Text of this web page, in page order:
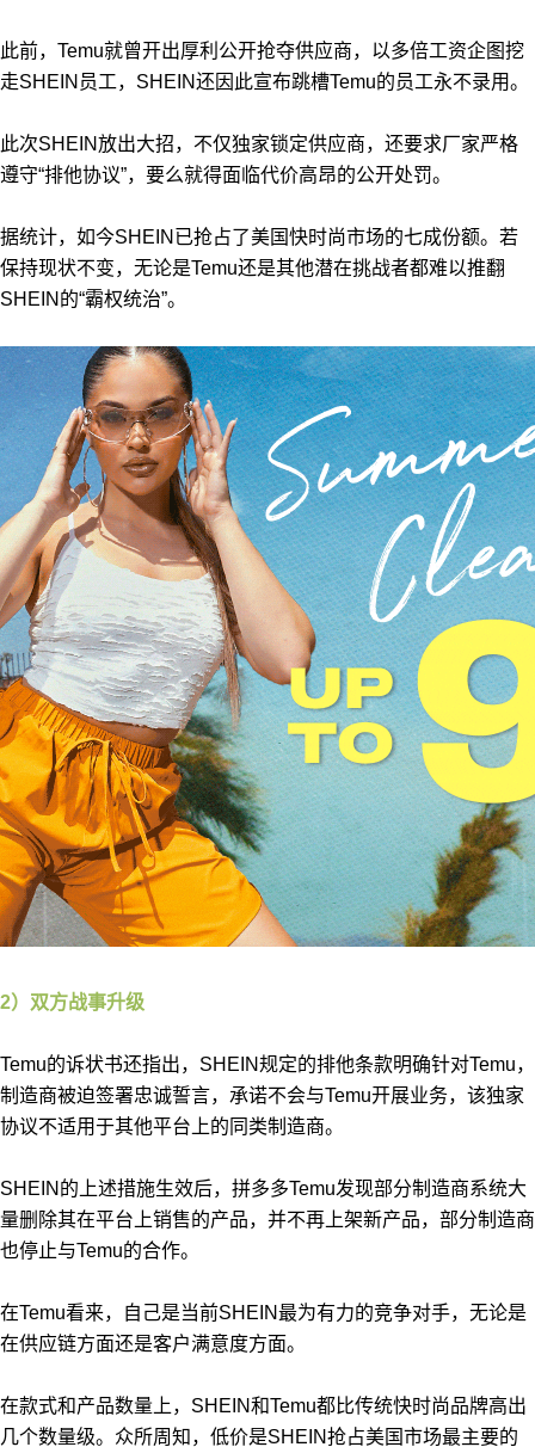
此前，Temu就曾开出厚利公开抢夺供应商，以多倍工资企图挖
走SHEIN员工，SHEIN还因此宣布跳槽Temu的员工永不录用。
此次SHEIN放出大招，不仅独家锁定供应商，还要求厂家严格
遵守“排他协议”，要么就得面临代价高昂的公开处罚。
据统计，如今SHEIN已抢占了美国快时尚市场的七成份额。若
保持现状不变，无论是Temu还是其他潜在挑战者都难以推翻
SHEIN的“霸权统治”。
2）双方战事升级
Temu的诉状书还指出，SHEIN规定的排他条款明确针对Temu，
制造商被迫签署忠诚誓言，承诺不会与Temu开展业务，该独家
协议不适用于其他平台上的同类制造商。
SHEIN的上述措施生效后，拼多多Temu发现部分制造商系统大
量删除其在平台上销售的产品，并不再上架新产品，部分制造商
也停止与Temu的合作。
在Temu看来，自己是当前SHEIN最为有力的竞争对手，无论是
在供应链方面还是客户满意度方面。
在款式和产品数量上，SHEIN和Temu都比传统快时尚品牌高出
几个数量级。众所周知，低价是SHEIN抢占美国市场最主要的